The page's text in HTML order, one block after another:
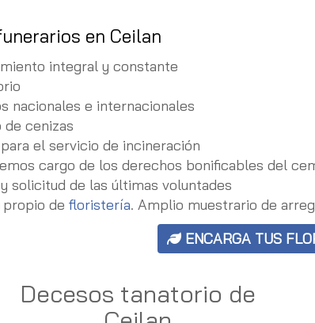
en Ceilan
integral y constante
nacionales e internacionales
de cenizas
el servicio de incineración
cargo de los derechos bonificables del
solicitud de las últimas voluntades
de floristería. Amplio muestrario de
ENCARGA TUS
Decesos tanatorio de